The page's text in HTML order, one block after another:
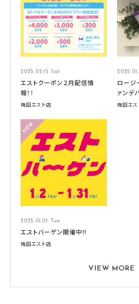
2025.02.15 Sat
エストクーポン２月配信情
報！！
梅田エスト店
ロージ
ァンデ
梅田エス
2025.01.07 Tue
エストバーゲン開催中!!
梅田エスト店
VIEW MORE